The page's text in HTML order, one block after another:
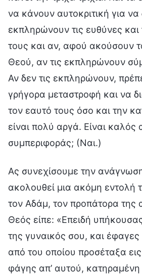
Ας συνεχίσουμε την
ακολουθεί μια ακόμη εντολή
τον Αδάμ, τον προπάτορα της
Θεός είπε: «Επειδή
της γυναικός σου, και
από του οποίου προσέταξα
φάγης απ’ αυτού, κατηραμένη